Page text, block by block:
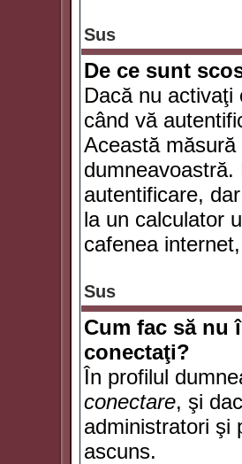
Sus
De ce sunt
Dacă nu
când vă
Această
autentificare,
la un calculator
cafenea
Sus
Cum fac să nu
conectaţi?
În profilul
conectare, şi
administratori şi
ascuns.